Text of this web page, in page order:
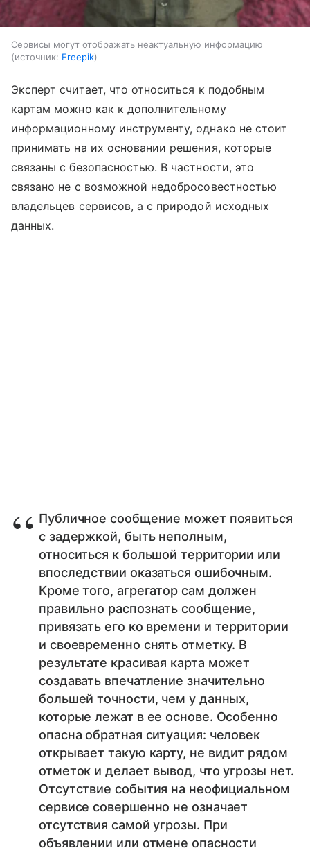
Сервисы могут отображать неактуальную информацию
источник: Freepik
Эксперт считает, что относиться к подобным
картам можно как к дополнительному
информационному инструменту, однако не стоит
принимать на их основании решения, которые
связаны с безопасностью. В частности, это
связано не с возможной недобросовестностью
владельцев сервисов, а с природой исходных
данных.
Публичное сообщение может появиться
с задержкой, быть неполным,
относиться к большой территории или
впоследствии оказаться ошибочным.
Кроме того, агрегатор сам должен
правильно распознать сообщение,
привязать его ко времени и территории
и своевременно снять отметку. В
результате красивая карта может
создавать впечатление значительно
большей точности, чем у данных,
которые лежат в ее основе. Особенно
опасна обратная ситуация: человек
открывает такую карту, не видит рядом
отметок и делает вывод, что угрозы нет.
Отсутствие события на неофициальном
сервисе совершенно не означает
отсутствия самой угрозы. При
объявлении или отмене опасности